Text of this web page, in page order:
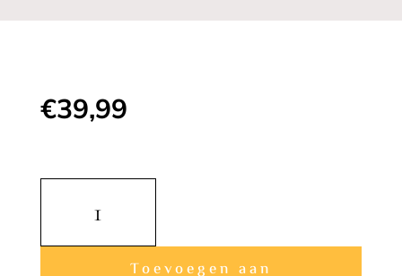
€39,99
Toevoegen aan